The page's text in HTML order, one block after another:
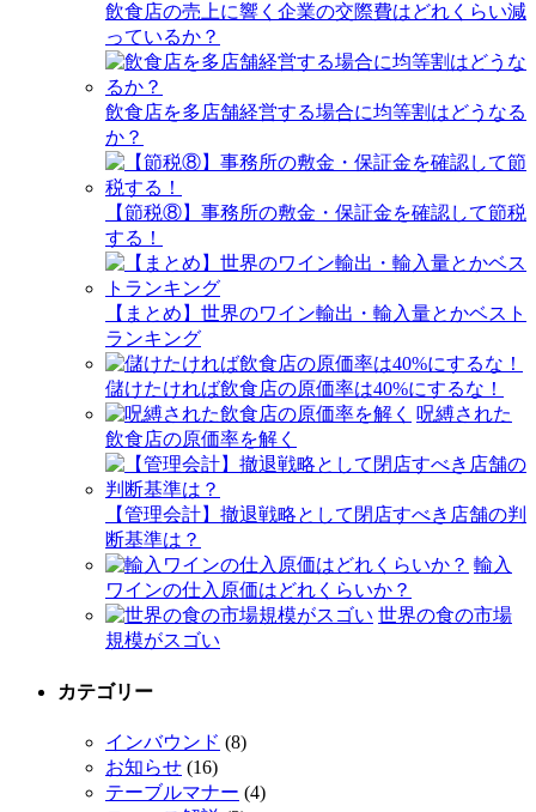
飲食店の売上に響く企業の交際費はどれくらい減
っているか？
飲食店を多店舗経営する場合に均等割はどうなる
か？
【節税⑧】事務所の敷金・保証金を確認して節税
する！
【まとめ】世界のワイン輸出・輸入量とかベスト
ランキング
儲けたければ飲食店の原価率は40%にするな！
呪縛された
飲食店の原価率を解く
【管理会計】撤退戦略として閉店すべき店舗の判
断基準は？
輸入
ワインの仕入原価はどれくらいか？
世界の食の市場
規模がスゴい
カテゴリー
インバウンド (8)
お知らせ (16)
テーブルマナー (4)